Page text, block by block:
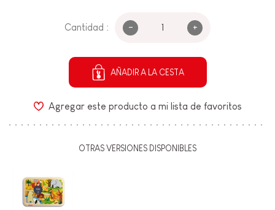
Cantidad : - +
AÑADIR A LA CESTA
Agregar este producto a mi lista de favoritos
OTRAS VERSIONES DISPONIBLES